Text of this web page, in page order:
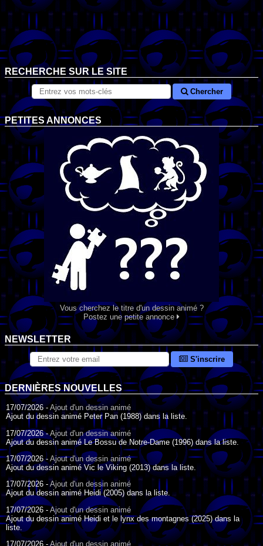
RECHERCHE SUR LE SITE
Chercher
PETITES ANNONCES
Vous cherchez le titre d'un dessin animé ?
Postez une petite annonce
NEWSLETTER
S'inscrire
DERNIÈRES NOUVELLES
17/07/2026 -Ajout d'un dessin animé
Ajout du dessin animé Peter Pan (1988) dans la liste.
17/07/2026 -Ajout d'un dessin animé
Ajout du dessin animé Le Bossu de Notre-Dame (1996) dans la liste.
17/07/2026 - Ajout d'un dessin animé
Ajout du dessin animé Vic le Viking (2013) dans la liste.
17/07/2026 - Ajout d'un dessin animé
Ajout du dessin animé Heidi (2005) dans la liste.
17/07/2026 - Ajout d'un dessin animé
Ajout du dessin animé Heidi et le lynx des montagnes (2025) dans la
liste.
17/07/2026 -Ajout d'un dessin animé